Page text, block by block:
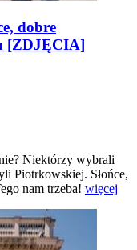
dobre
[ZDJĘCIA]
Niektórzy wybrali
Piotrkowskiej. Słońce,
nam trzeba! więcej